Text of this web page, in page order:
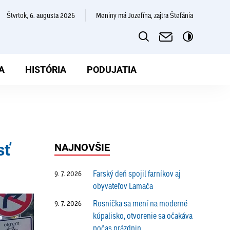
štvrtok, 6. augusta 2026 Meniny má Jozefína, zajtra Štefánia
HISTÓRIA PODUJATIA
NAJNOVŠIE
9. 7. 2026
Farský deň spojil farníkov aj
obyvateľov Lamača
9. 7. 2026
Rosnička sa mení na moderné
kúpalisko, otvorenie sa očakáva